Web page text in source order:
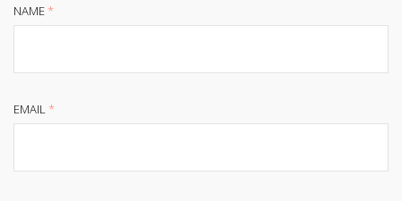
NAME*
EMAIL*